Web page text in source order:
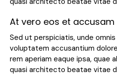
At vero eos et accusam
Sed ut perspiciatis, unde
voluptatem accusantium
rem aperiam eaque ipsa, quae
quasi architecto beatae vitae